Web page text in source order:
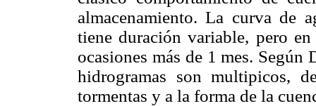
almacenamiento. La curva de
tiene duración variable, pero
ocasiones más de 1 mes.
hidrogramas son multipicos,
tormentas y a la forma de la